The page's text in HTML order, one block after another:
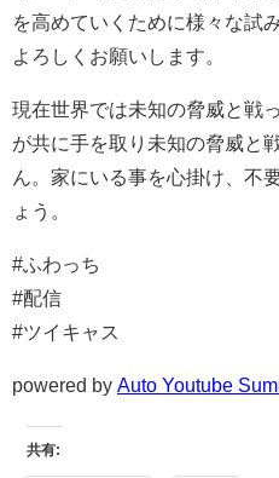
を高めていくために様々な試
よろしくお願いします。
現在世界では未知の脅威と戦
が共に手を取り未知の脅威と
ん。家にいる事を心掛け、不
ょう。
#ふわっち
#配信
#ツイキャス
powered by Auto Youtube
共有: